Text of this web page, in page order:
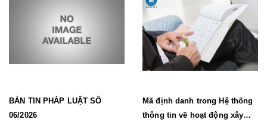
BẢN TIN PHÁP LUẬT SỐ
06/2026
Mã định danh trong Hệ thống
thông tin về hoạt động xây